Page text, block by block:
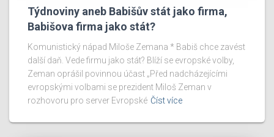
Týdnoviny aneb Babišův stát jako firma,
Babišova firma jako stát?
Komunistický nápad Miloše Zemana * Babiš chce zavést
další daň. Vede firmu jako stát? Blíží se evropské volby,
Zeman oprášil povinnou účast „Před nadcházejícími
evropskými volbami se prezident Miloš Zeman v
rozhovoru pro server Evropské Číst více